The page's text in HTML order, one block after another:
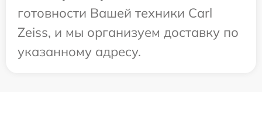
готовности Вашей техники Carl
Zeiss, и мы организуем доставку по
указанному адресу.